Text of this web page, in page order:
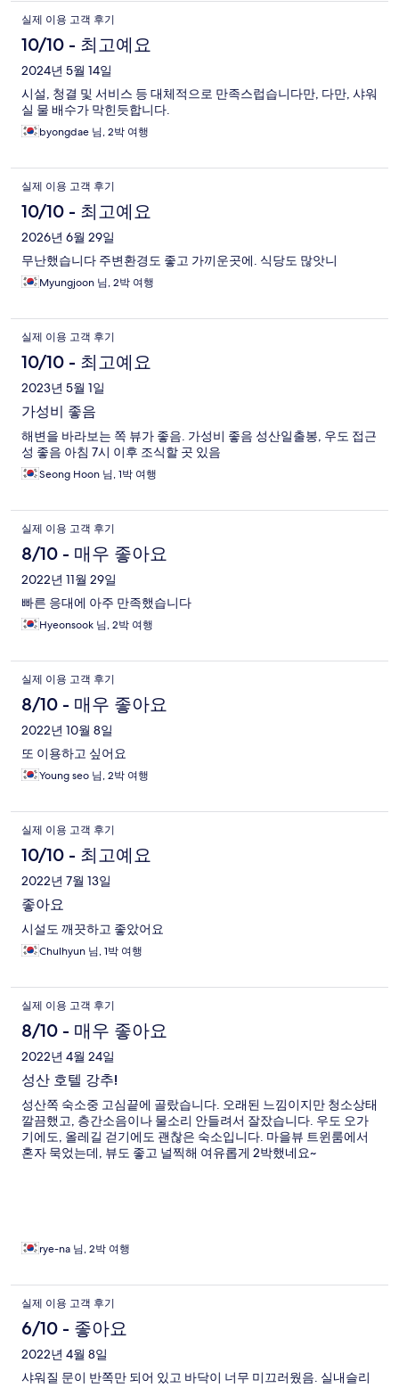
실제 이용 고객 후기
10/10 - 최고예요
2024년 5월 14일
시설, 청결 및 서비스 등 대체적으로 만족스럽습니다만, 다만, 샤워
실 물 배수가 막힌듯합니다.
byongdae 님, 2박 여행
실제 이용 고객 후기
10/10 - 최고예요
2026년 6월 29일
무난했습니다 주변환경도 좋고 가끼운곳에. 식당도 많앗니
Myungjoon 님, 2박 여행
실제 이용 고객 후기
10/10 - 최고예요
2023년 5월 1일
가성비 좋음
해변을 바라보는 쪽 뷰가 좋음. 가성비 좋음 성산일출봉, 우도 접근
성 좋음 아침 7시 이후 조식할 곳 있음
Seong Hoon 님, 1박 여행
실제 이용 고객 후기
8/10 - 매우 좋아요
2022년 11월 29일
빠른 응대에 아주 만족했습니다
Hyeonsook 님, 2박 여행
실제 이용 고객 후기
8/10 - 매우 좋아요
2022년 10월 8일
또 이용하고 싶어요
Young seo 님, 2박 여행
실제 이용 고객 후기
10/10 - 최고예요
2022년 7월 13일
좋아요
시설도 깨끗하고 좋았어요
Chulhyun 님, 1박 여행
실제 이용 고객 후기
8/10 - 매우 좋아요
2022년 4월 24일
성산 호텔 강추!
성산쪽 숙소중 고심끝에 골랐습니다. 오래된 느낌이지만 청소상태
깔끔했고, 층간소음이나 물소리 안들려서 잘잤습니다. 우도 오가
기에도, 올레길 걷기에도 괜찮은 숙소입니다. 마을뷰 트윈룸에서
혼자 묵었는데, 뷰도 좋고 널찍해 여유롭게 2박했네요~
rye-na 님, 2박 여행
실제 이용 고객 후기
6/10 - 좋아요
2022년 4월 8일
샤워질 문이 반쪽만 되어 있고 바닥이 너무 미끄러웠음. 실내슬리